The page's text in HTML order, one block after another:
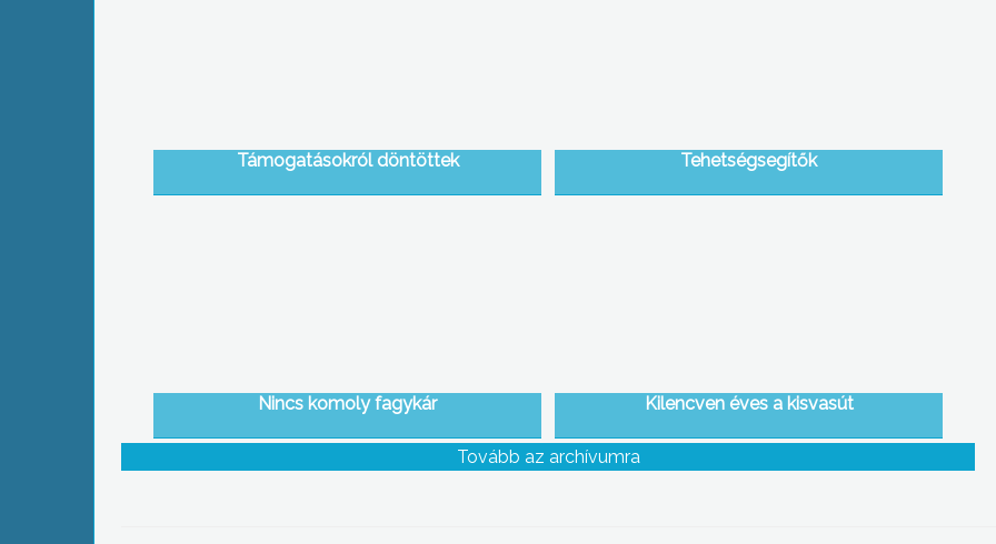
Támogatásokról döntöttek Tehetségsegítők
Nincs komoly fagykár Kilencven éves a kisvasút
Tovább az archívumra